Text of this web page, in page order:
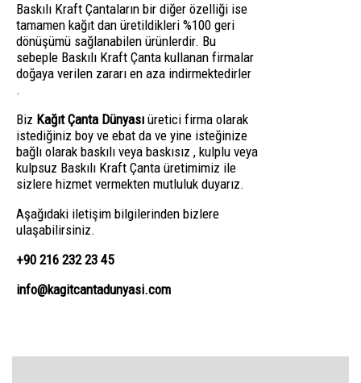
Baskılı Kraft Çantaların bir diğer özelliği ise
tamamen kağıt dan üretildikleri %100 geri
dönüşümü sağlanabilen ürünlerdir. Bu
sebeple Baskılı Kraft Çanta kullanan firmalar
doğaya verilen zararı en aza indirmektedirler
.
Biz Kağıt Çanta Dünyası üretici firma olarak
istediğiniz boy ve ebat da ve yine isteğinize
bağlı olarak baskılı veya baskısız , kulplu veya
kulpsuz Baskılı Kraft Çanta üretimimiz ile
sizlere hizmet vermekten mutluluk duyarız.
Aşağıdaki iletişim bilgilerinden bizlere
ulaşabilirsiniz.
+90 216 232 23 45
info@kagitcantadunyasi.com